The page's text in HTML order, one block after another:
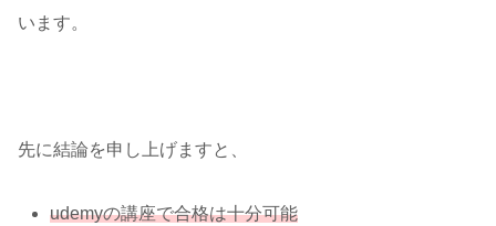
います。
先に結論を申し上げますと、
udemyの講座で合格は十分可能